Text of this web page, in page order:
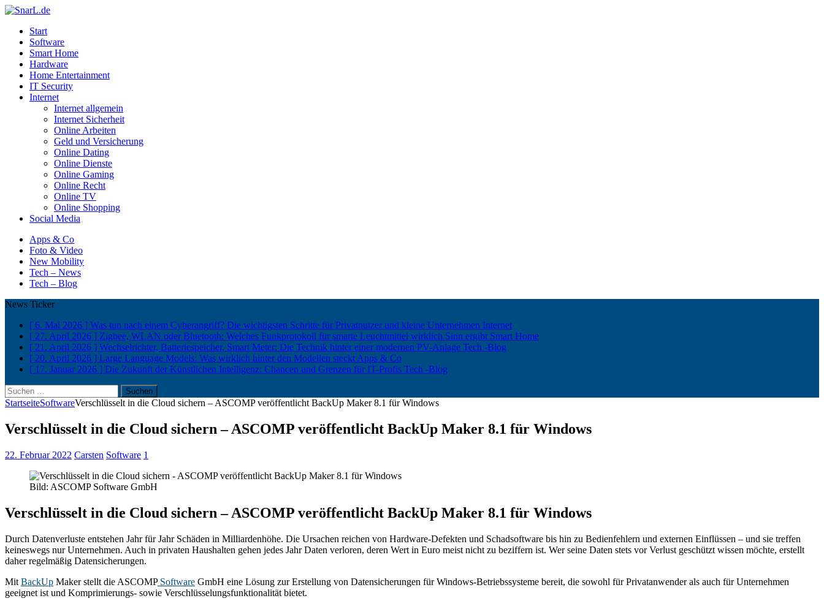
Start
Software
Smart Home
Hardware
Home Entertainment
IT Security
Internet
Internet allgemein
Internet Sicherheit
Online Arbeiten
Geld und Versicherung
Online Dating
Online Dienste
Online Gaming
Online Recht
Online TV
Online Shopping
Social Media
Apps & Co
Foto & Video
New Mobility
Tech – News
Tech – Blog
News Ticker
[ 6. Mai 2026 ] Was tun nach einem Cyberangriff? Die wichtigsten Schritte für Privatnutzer und kleine Unternehmen Internet
[ 27. April 2026 ] Zigbee, WLAN oder Bluetooth: Welches Funkprotokoll für smarte Leuchtmittel wirklich Sinn ergibt Smart Home
[ 21. April 2026 ] Wechselrichter, Batteriespeicher, Smart Meter: Die Technik hinter einer modernen PV-Anlage Tech -Blog
[ 20. April 2026 ] Large Language Models: Was wirklich hinter den Modellen steckt Apps & Co
[ 17. Januar 2026 ] Die Zukunft der Künstlichen Intelligenz: Chancen und Grenzen für IT-Profis Tech -Blog
Suchen
nach:
StartseiteSoftwareVerschlüsselt in die Cloud sichern – ASCOMP veröffentlicht BackUp Maker 8.1 für Windows
Verschlüsselt in die Cloud sichern – ASCOMP veröffentlicht BackUp Maker 8.1 für Windows
22. Februar 2022 Carsten Software 1
Bild: ASCOMP Software GmbH
Verschlüsselt in die Cloud sichern – ASCOMP veröffentlicht BackUp Maker 8.1 für Windows
Durch Datenverluste entstehen Jahr für Jahr Schäden in Milliardenhöhe. Die Ursachen reichen von Hardware-Defekten und Schadsoftware bis hin zu Bedienfehlern und externen Einflüssen – und sie treffen
keineswegs nur Unternehmen. Auch in privaten Haushalten gehen jedes Jahr Daten verloren, deren Wert in Euro meist nicht zu beziffern ist. Wer seine Daten stets vor Verlust geschützt wissen möchte, erstellt
daher regelmäßig Datensicherungen.
Mit BackUp Maker stellt die ASCOMPSoftware GmbH eine Lösung zur Erstellung von Datensicherungen für Windows-Betriebssysteme bereit, die sowohl für Privatanwender als auch für Unternehmen
geeignet ist und Komprimierungs- sowie Verschlüsselungsfunktionalität bietet.